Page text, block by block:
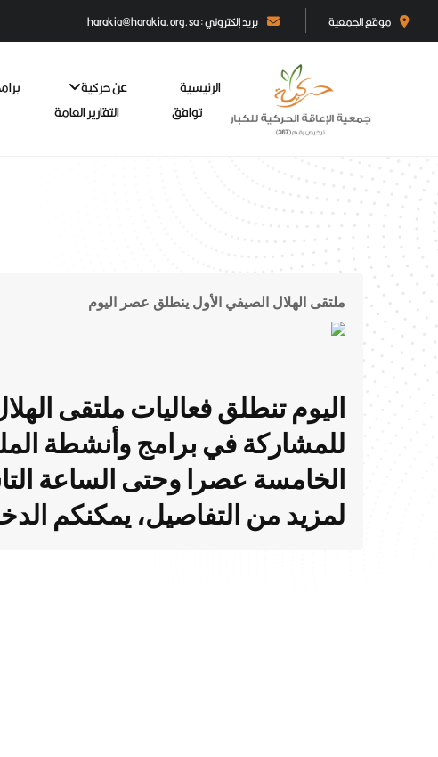
موقع الجمعية بريد إلكتروني : harakia@harakia.org.sa
الرئيسية عن حركية
توافق
التقارير العامة
ملتقى الهلال الصيفي الأول ينطلق عصر اليوم
اليوم تنطلق فعاليات ملتقى
الخامسة عصرا وحتى الساعة
لمزيد من التفاصيل، يمكنكم